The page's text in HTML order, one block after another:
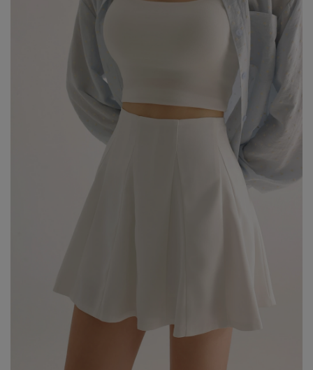
※ 顏色請參考單品圖片較為接近，但因圖檔顏色會因個人電腦螢幕